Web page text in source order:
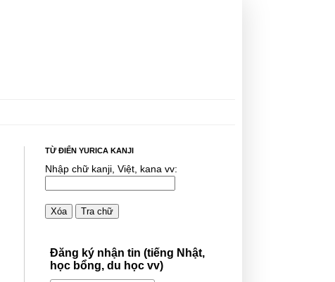
TỪ ĐIỂN YURICA KANJI
Nhập chữ kanji, Việt, kana vv:
Xóa Tra chữ
Đăng ký nhận tin (tiếng Nhật,
học bổng, du học vv)